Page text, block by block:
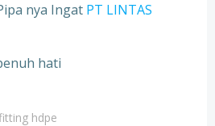
nya Ingat PT LINTAS
hati
hdpe